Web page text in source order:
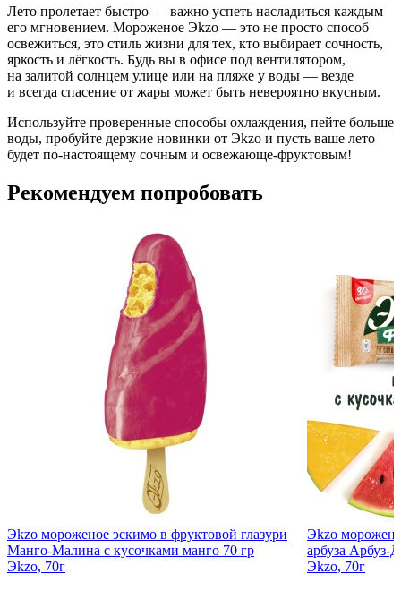
Лето пролетает быстро — важно успеть насладиться каждым
его мгновением. Мороженое Эkzo — это не просто способ
освежиться, это стиль жизни для тех, кто выбирает сочность,
яркость и лёгкость. Будь вы в офисе под вентилятором,
на залитой солнцем улице или на пляже у воды — везде
и всегда спасение от жары может быть невероятно вкусным.
Используйте проверенные способы охлаждения, пейте больше
воды, пробуйте дерзкие новинки от Эkzo и пусть ваше лето
будет по-настоящему сочным и освежающе-фруктовым!
Рекомендуем попробовать
Эkzо мороженое эскимо в фруктовой глазури
Манго-Малина с кусочками манго 70 гр
Эkzо, 70г
Эkzо
арбуза Арбуз-
Эkzо, 70г